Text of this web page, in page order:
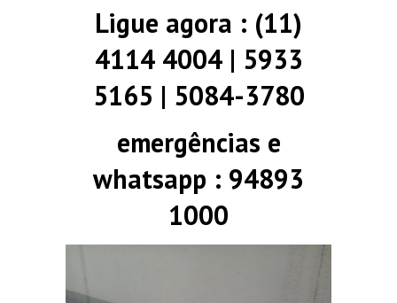
Ligue agora : (11)
4114 4004 | 5933
5165 | 5084-3780
emergências e
whatsapp : 94893
1000